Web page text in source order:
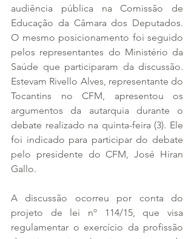
audiência pública na Comissão de
Educação da Câmara dos Deputados.
O mesmo posicionamento foi seguido
pelos representantes do Ministério da
Saúde que participaram da discussão.
Estevam Rivello Alves, representante do
Tocantins no CFM, apresentou os
argumentos da autarquia durante o
debate realizado na quinta-feira (3). Ele
foi indicado para participar do debate
pelo presidente do CFM, José Hiran
Gallo.
A discussão ocorreu por conta do
projeto de lei nº 114/15, que visa
regulamentar o exercício da profissão